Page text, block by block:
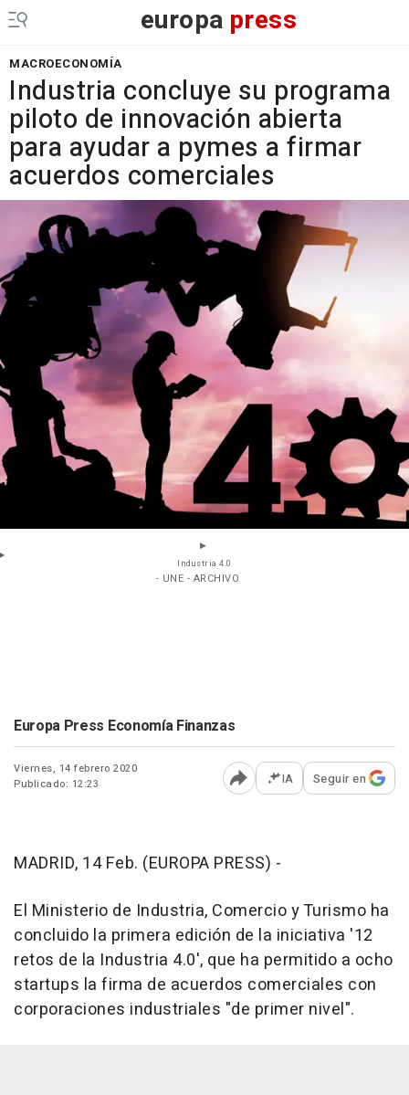
europa press
MACROECONOMÍA
Industria concluye su programa
piloto de innovación abierta
para ayudar a pymes a firmar
acuerdos comerciales
Industria 4.0
- UNE - ARCHIVO
Europa Press Economía Finanzas
Viernes, 14 febrero 2020
Publicado: 12:23
Abrir opciones para
IA Seguir en
MADRID, 14 Feb. (EUROPA PRESS) -
El Ministerio de Industria, Comercio y Turismo ha
concluido la primera edición de la iniciativa '12
retos de la Industria 4.0', que ha permitido a ocho
startups la firma de acuerdos comerciales con
corporaciones industriales "de primer nivel".